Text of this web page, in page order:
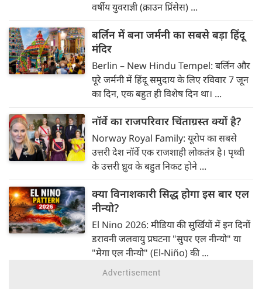
वर्षीय युवराज्ञी (क्राउन प्रिंसेस) ...
बर्लिन में बना जर्मनी का सबसे बड़ा हिंदू
मंदिर
Berlin – New Hindu Tempel: बर्लिन और
पूरे जर्मनी में हिंदू समुदाय के लिए रविवार 7 जून
का दिन, एक बहुत ही विशेष दिन था। ...
नॉर्वे का राजपरिवार चिंताग्रस्त क्यों है?
Norway Royal Family: यूरोप का सबसे
उत्तरी देश नॉर्वे एक राजशाही लोकतंत्र है। पृथ्वी
के उत्तरी ध्रुव के बहुत निकट होने ...
क्या विनाशकारी सिद्ध होगा इस बार एल
नीन्यो?
El Nino 2026: मीडिया की सुर्खियों में इन दिनों
डरावनी जलवायु प्रघटना "सुपर एल नीन्यो" या
"मेगा एल नीन्यो" (El-Niño) की ...